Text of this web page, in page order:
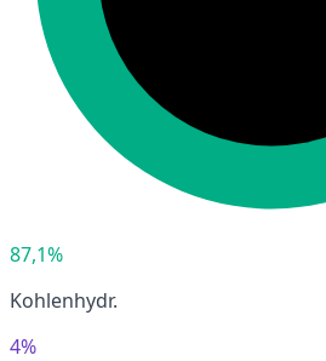
87,1%
Kohlenhydr.
4%